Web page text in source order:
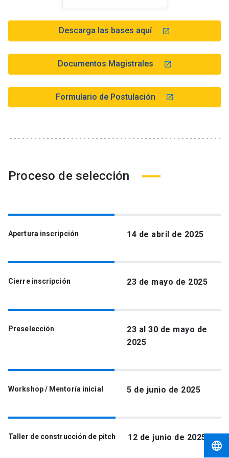
Descarga las bases aquí launch
Documentos Magistrales launch
Formulario de Postulación launch
Proceso de selección
Apertura inscripción 14 de abril de 2025
Cierre inscripción 23 de mayo de 2025
Preselección
23 al 30 de mayo de
2025
Workshop / Mentoría inicial 5 de junio de 2025
Taller de construcción de pitch 12 de junio de 2025
language